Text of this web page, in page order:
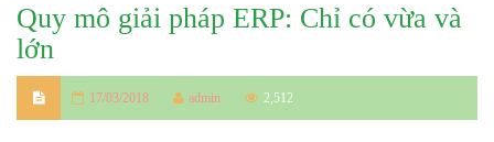
nhất
Quy mô giải pháp ERP: Chỉ có vừa và
lớn
17/03/2018 admin 2,512